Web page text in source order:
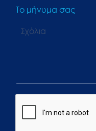
Το μήνυμα σας